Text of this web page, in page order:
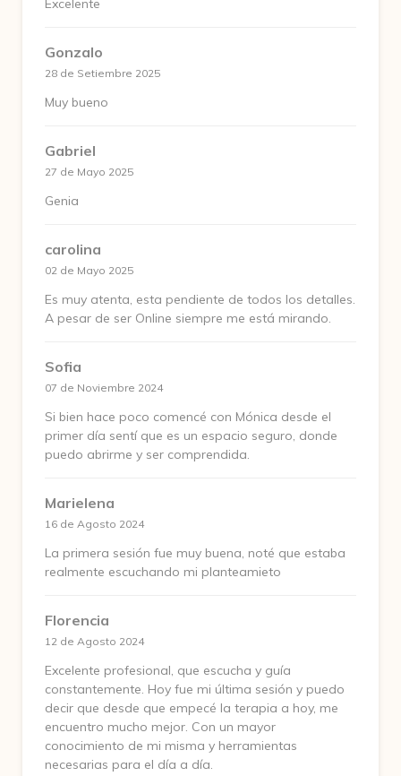
Excelente
Gonzalo
28 de Setiembre 2025
Muy bueno
Gabriel
27 de Mayo 2025
Genia
carolina
02 de Mayo 2025
Es muy atenta, esta pendiente de todos los detalles.
A pesar de ser Online siempre me está mirando.
Sofia
07 de Noviembre 2024
Si bien hace poco comencé con Mónica desde el
primer día sentí que es un espacio seguro, donde
puedo abrirme y ser comprendida.
Marielena
16 de Agosto 2024
La primera sesión fue muy buena, noté que estaba
realmente escuchando mi planteamieto
Florencia
12 de Agosto 2024
Excelente profesional, que escucha y guía
constantemente. Hoy fue mi última sesión y puedo
decir que desde que empecé la terapia a hoy, me
encuentro mucho mejor. Con un mayor
conocimiento de mi misma y herramientas
necesarias para el día a día.